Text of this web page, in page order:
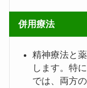
併用療法
精神療法と
します。特
では、両方